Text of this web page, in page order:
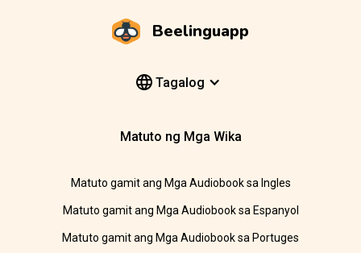
Beelinguapp
Tagalog
Matuto ng Mga Wika
Matuto gamit ang Mga Audiobook sa Ingles
Matuto gamit ang Mga Audiobook sa Espanyol
Matuto gamit ang Mga Audiobook sa Portuges